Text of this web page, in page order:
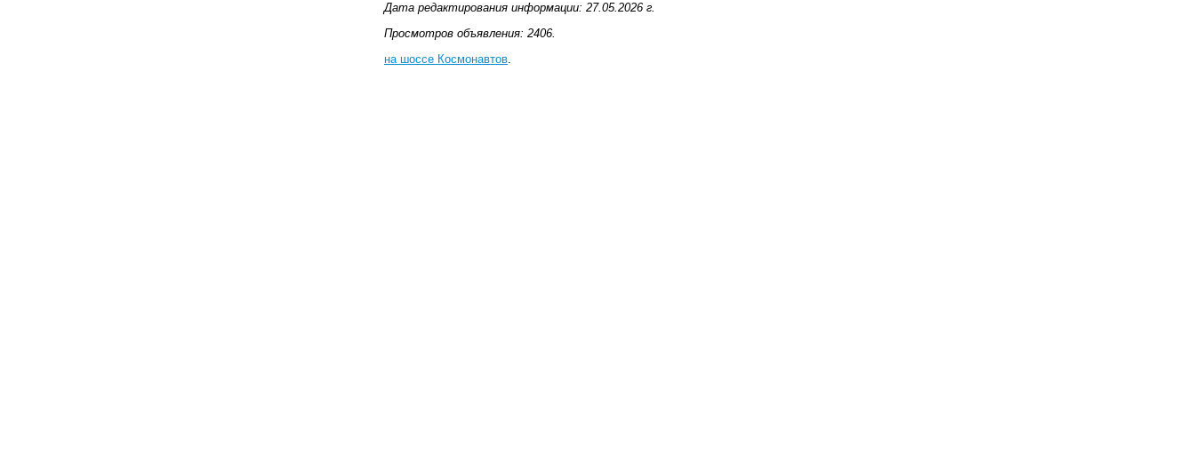
Дата редактирования информации: 27.05.2026 г.
Просмотров объявления: 2406.
на шоссе Космонавтов.